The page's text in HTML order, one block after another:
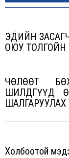
navigation
ЭДИЙН
ОЮУ ТОЛГОЙН
ЧӨЛӨӨТ
ШИЛДГҮҮД
Холбоотой